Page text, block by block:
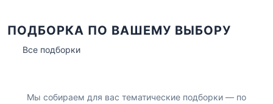
ПОДБОРКА ПО ВАШЕМУ ВЫБОРУ
Все подборки
Мы собираем для вас тематические подборки — по